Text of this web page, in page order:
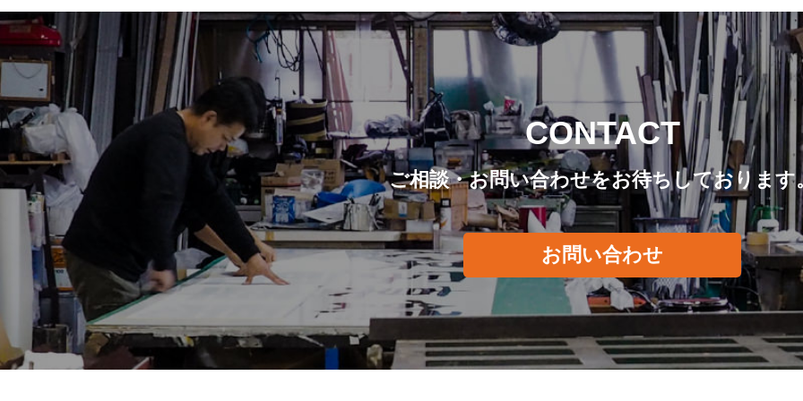
CONTACT
ご相談・お問い合わせをお待ちしております
お問い合わせ